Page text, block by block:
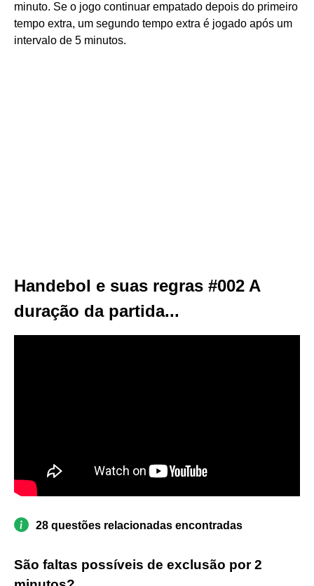
minuto. Se o jogo continuar empatado depois do primeiro
tempo extra, um segundo tempo extra é jogado após um
intervalo de 5 minutos.
Handebol e suas regras #002 A
duração da partida...
28 questões relacionadas encontradas
São faltas possíveis de exclusão por 2